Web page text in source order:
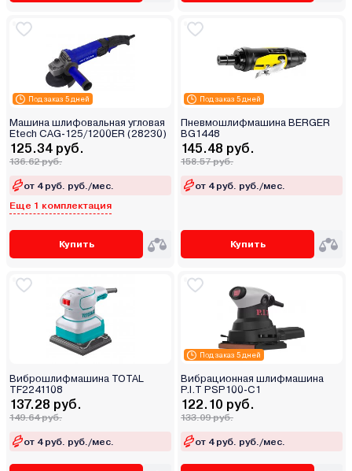
Под заказ 5 дней
Машина шлифовальная угловая
Etech CAG-125/1200ER (28230)
125.34 руб.
136.62 руб.
от 4 руб. руб./мес.
Еще 1 комплектация
Купить
Под заказ 5 дней
Пневмошлифмашина BERGER
BG1448
145.48 руб.
158.57 руб.
от 4 руб. руб./мес.
Купить
Виброшлифмашина TOTAL
TF2241108
137.28 руб.
149.64 руб.
от 4 руб. руб./мес.
Под заказ 5 дней
Вибрационная шлифмашина
P.I.T PSP100-C1
122.10 руб.
133.09 руб.
от 4 руб. руб./мес.